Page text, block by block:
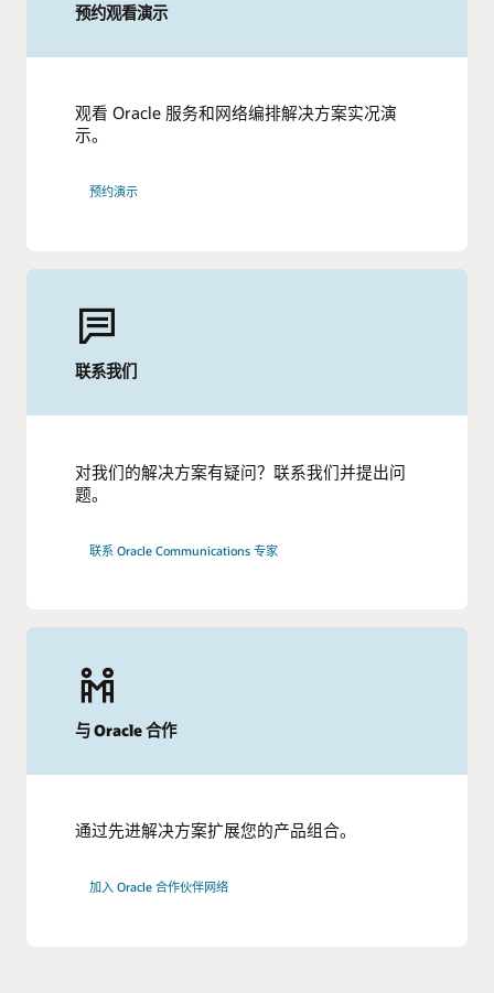
TM Forum 报告：后台现代化 (PDF)
(PDF)
报告：使用 Oracle Service and Network Orchestration 进
信息图：5G 时代的后台 (PDF)
预约观看演示
观看 Oracle 服务和网络编排解决方案实况演
示。
预约演示
联系我们
对我们的解决方案有疑问？联系我们并提出问
题。
联系 Oracle Communications 专家
与 Oracle 合作
通过先进解决方案扩展您的产品组合。
加入 Oracle 合作伙伴网络